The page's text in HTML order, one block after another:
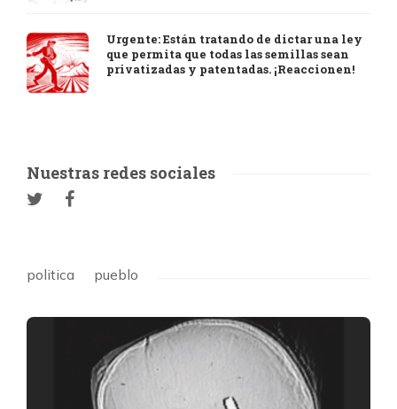
Urgente: Están tratando de dictar una ley
que permita que todas las semillas sean
privatizadas y patentadas. ¡Reaccionen!
Nuestras redes sociales
politica pueblo